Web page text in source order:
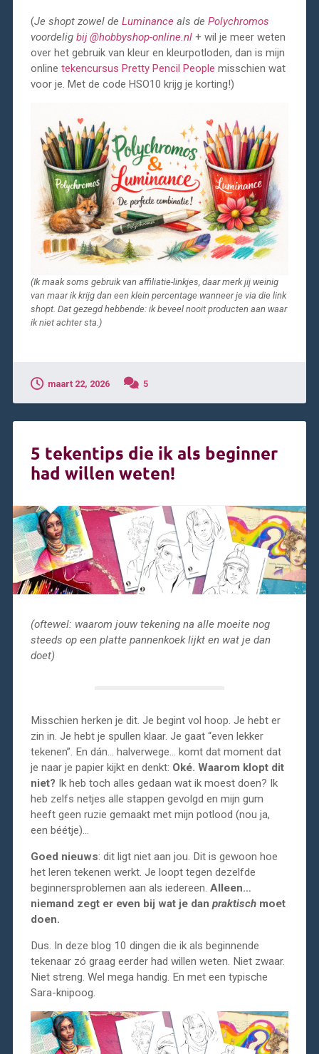
(Je shopt zowel de Luminanceals de Polychromos
voordelig bij @hobbyshop-online.nl+ wil je meer weten
over het gebruik van kleur en kleurpotloden, dan is mijn
online tekencursus Pretty Pencil People misschien wat
voor je. Met de code HSO10 krijg je korting!)
(Ik maak soms gebruik van affiliatie-linkjes, daar merk jij weinig
van maar ik krijg dan een klein percentage wanneer je via die link
shopt. Dat gezegd hebbende: ik beveel nooit producten aan waar
ik niet achter sta.)
maart 22, 2026 5
5 tekentips die ik als beginner
had willen weten!
(oftewel: waarom jouw tekening na alle moeite nog
steeds op een platte pannenkoek lijkt en wat je dan
doet)
Misschien herken je dit. Je begint vol hoop. Je hebt er
zin in. Je hebt je spullen klaar. Je gaat “even lekker
tekenen”. En dán… halverwege… komt dat moment dat
je naar je papier kijkt en denkt: Oké. Waarom klopt dit
niet? Ik heb toch alles gedaan wat ik moest doen? Ik
heb zelfs netjes alle stappen gevolgd en mijn gum
heeft geen ruzie gemaakt met mijn potlood (nou ja,
een béétje)…
Goed nieuws: dit ligt niet aan jou. Dit is gewoon hoe
het leren tekenen werkt. Je loopt tegen dezelfde
beginnersproblemen aan als iedereen. Alleen…
niemand zegt er even bij wat je dan praktischmoet
doen.
Dus. In deze blog 10 dingen die ik als beginnende
tekenaar zó graag eerder had willen weten. Niet zwaar.
Niet streng. Wel mega handig. En met een typische
Sara-knipoog.